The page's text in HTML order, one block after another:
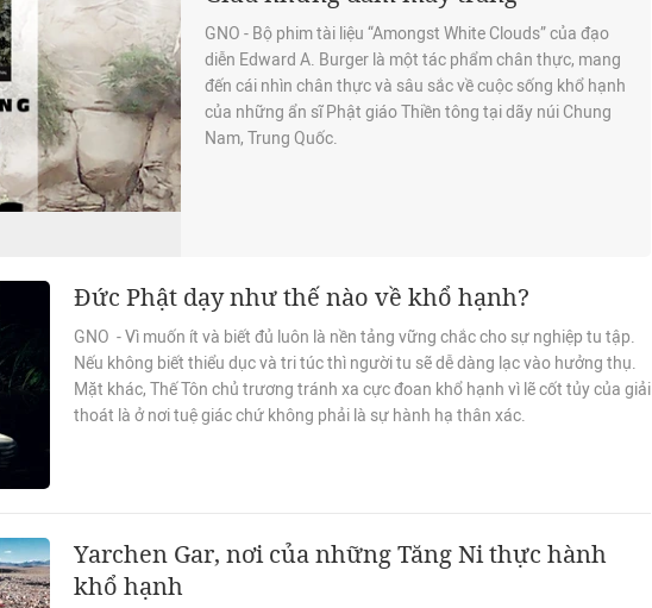
GNO - Bộ phim tài liệu “Amongst White Clouds” của đạo
diễn Edward A. Burger là một tác phẩm chân thực, mang
đến cái nhìn chân thực và sâu sắc về cuộc sống khổ hạnh
của những ẩn sĩ Phật giáo Thiền tông tại dãy núi Chung
Nam, Trung Quốc.
Đức Phật dạy như thế nào về khổ hạnh?
GNO - Vì muốn ít và biết đủ luôn là nền tảng vững chắc cho sự nghiệp tu tập.
Nếu không biết thiểu dục và tri túc thì người tu sẽ dễ dàng lạc vào hưởng thụ.
Mặt khác, Thế Tôn chủ trương tránh xa cực đoan khổ hạnh vì lẽ cốt tủy của giải
thoát là ở nơi tuệ giác chứ không phải là sự hành hạ thân xác.
Yarchen Gar, nơi của những Tăng Ni thực hành
khổ hạnh